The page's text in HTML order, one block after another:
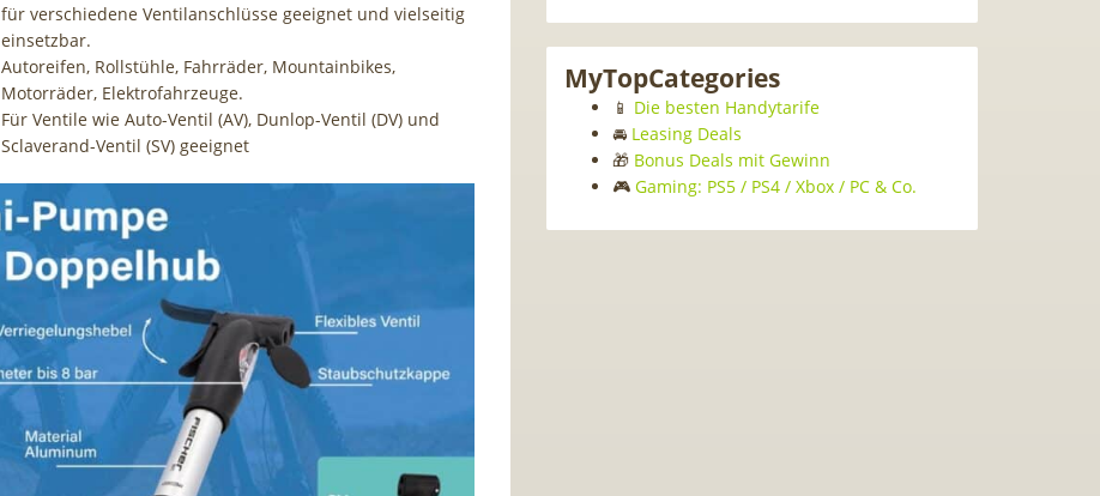
für verschiedene Ventilanschlüsse geeignet und vielseitig
einsetzbar.
Autoreifen, Rollstühle, Fahrräder, Mountainbikes,
Motorräder, Elektrofahrzeuge.
Für Ventile wie Auto-Ventil (AV), Dunlop-Ventil (DV) und
Sclaverand-Ventil (SV) geeignet
MyTopCategories
📱 Die besten Handytarife
🚘 Leasing Deals
🎁 Bonus Deals mit Gewinn
🎮 Gaming: PS5 / PS4 / Xbox / PC & Co.